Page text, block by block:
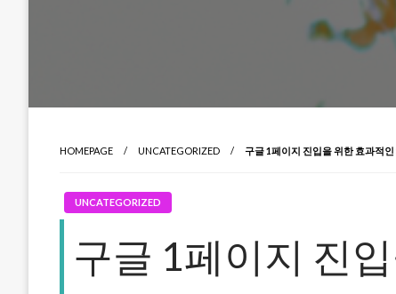
HOMEPAGE UNCATEGORIZED 구글 1페이지 진입을 위한 효과적인
UNCATEGORIZED
구글 1페이지 진